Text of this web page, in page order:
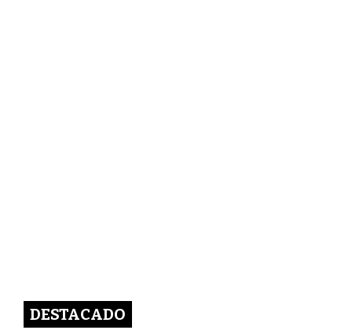
DESTACADO